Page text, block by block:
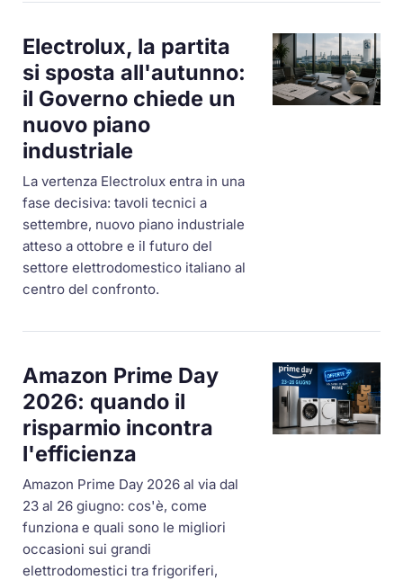
Electrolux, la partita
si sposta all'autunno:
il Governo chiede un
nuovo piano
industriale
La vertenza Electrolux entra in una
fase decisiva: tavoli tecnici a
settembre, nuovo piano industriale
atteso a ottobre e il futuro del
settore elettrodomestico italiano al
centro del confronto.
Amazon Prime Day
2026: quando il
risparmio incontra
l'efficienza
Amazon Prime Day 2026 al via dal
23 al 26 giugno: cos'è, come
funziona e quali sono le migliori
occasioni sui grandi
elettrodomestici tra frigoriferi,